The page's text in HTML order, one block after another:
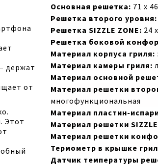
держат
от
Этот
Основная решетка: 71 х
Решетка второго уровня:
Решетка SIZZLE ZONE: 24
Решетка боковой
Материал корпуса гриля:
Материал камеры гриля:
Материал основной
Материал решетки
многофункциональная
Материал пластин-
Материал решетки SIZZLE
Материал решетки
Термометр в крышке
Датчик температуры